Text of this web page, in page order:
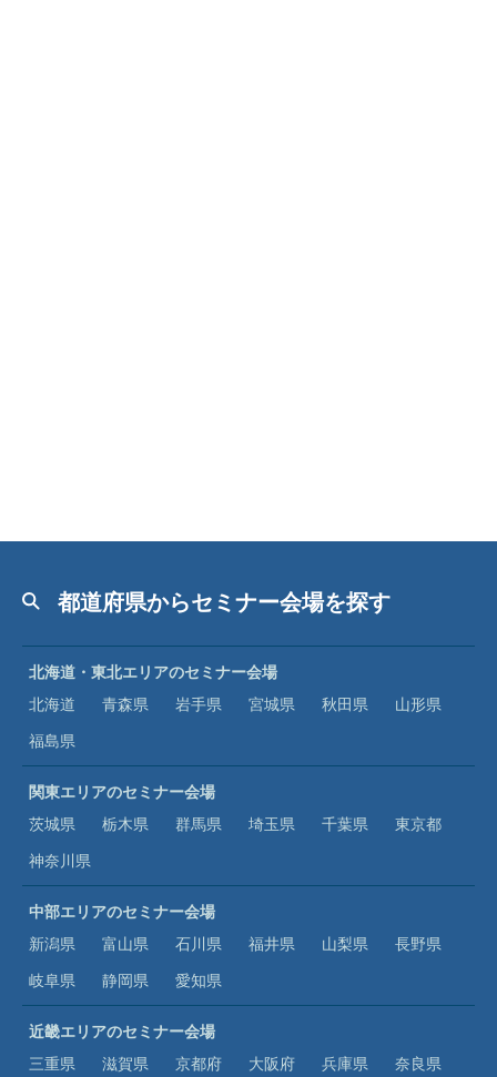
都道府県からセミナー会場を探す
北海道・東北エリアのセミナー会場
北海道
青森県 岩手県 宮城県 秋田県
山形県
福島県
関東エリアのセミナー会場
茨城県
栃木県 群馬県 埼玉県 千葉県
東京都
神奈川県
中部エリアのセミナー会場
新潟県
富山県 石川県 福井県 山梨県
長野県
岐阜県
静岡県 愛知県
近畿エリアのセミナー会場
三重県
滋賀県 京都府 大阪府 兵庫県
奈良県